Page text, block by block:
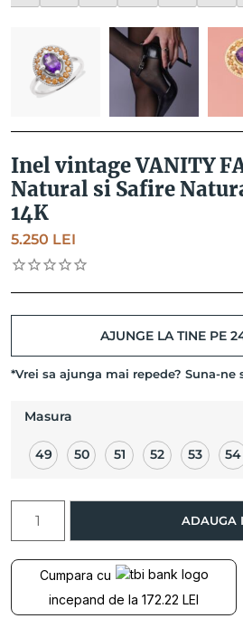
Inel vintage VANITY
Natural si Safire
14K
5.250 LEI
AJUNGE LA TINE PE
*Vrei sa ajunga mai repede? Suna-
Masura
49 50 51 52 53 54
vintage
VANITY
ADAUGA
Cumpara cu
incepand de la 172.22 LEI